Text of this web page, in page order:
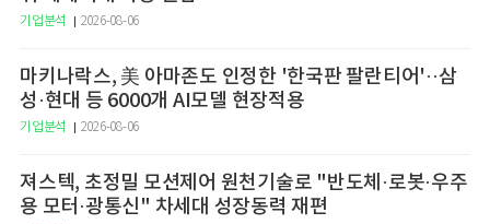
기업분석 2026-08-06
마키나락스, 美 아마존도 인정한 '한국판 팔란티어'··삼
성·현대 등 6000개 AI모델 현장적용
기업분석 2026-08-06
져스텍, 초정밀 모션제어 원천기술로 "반도체·로봇·우주
용 모터·광통신" 차세대 성장동력 재편